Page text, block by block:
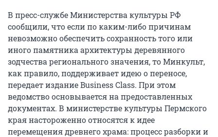
В пресс-службе Министерства культуры РФ
сообщили, что если по каким-либо причинам
невозможно обеспечить сохранность того или
иного памятника архитектуры деревянного
зодчества регионального значения, то Минкульт,
как правило, поддерживает идею о переносе,
передает издание Business Class. При этом
ведомство основывается на предоставленных
документах. В министерстве культуры Пермского
края настороженно относятся к идее
перемещения древнего храма: процесс разборки и